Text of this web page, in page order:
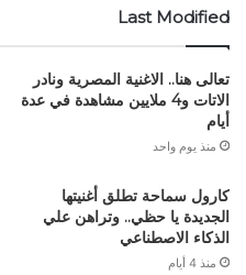
Last Modified
تعالى هنا.. الاغنية المصرية ونادر
الاتات و4 ملايين مشاهدة في عدة
أيام
منذ يوم واحد
كارول سماحة تطلق أغنيتها
الجديدة يا حظي.. وتراهن علي
الذكاء الاصطناعي
منذ 4 أيام